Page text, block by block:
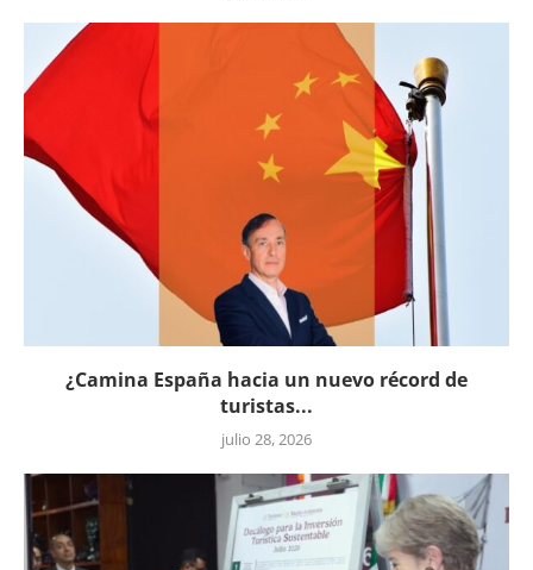
¿Camina España hacia un nuevo récord de
turistas...
julio 28, 2026